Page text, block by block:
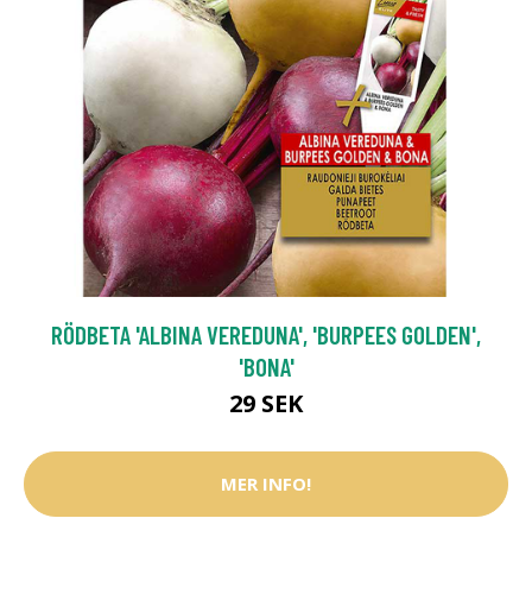
RÖDBETA 'ALBINA VEREDUNA', 'BURPEES GOLDEN',
'BONA'
29 SEK
MER INFO!